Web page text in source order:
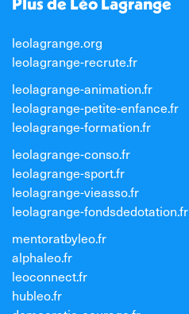
leolagrange.org
leolagrange-recrute.fr
leolagrange-animation.fr
leolagrange-petite-enfance.fr
leolagrange-formation.fr
leolagrange-conso.fr
leolagrange-sport.fr
leolagrange-vieasso.fr
leolagrange-fondsdedotation.fr
mentoratbyleo.fr
alphaleo.fr
leoconnect.fr
hubleo.fr